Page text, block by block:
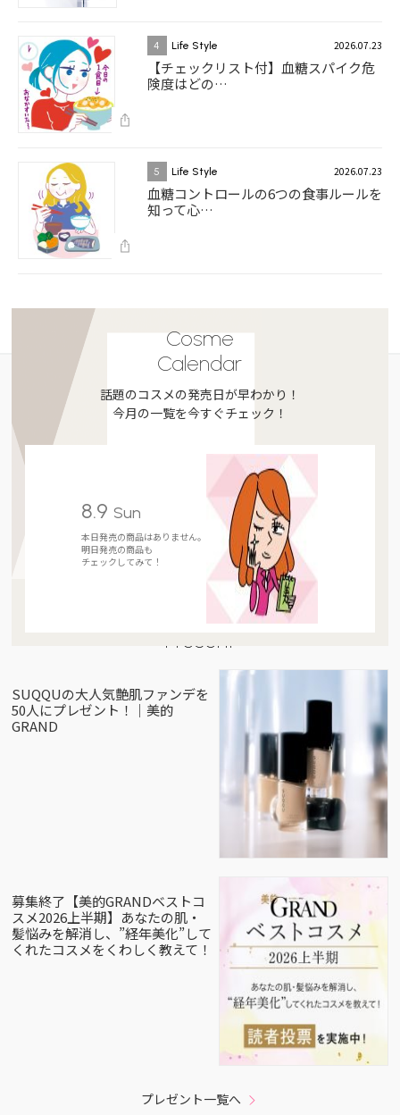
4 Life Style 2026.07.23
【チェックリスト付】血糖スパイク危
険度はどの…
5 Life Style 2026.07.23
血糖コントロールの6つの食事ルールを
知って心…
Cosme
Calendar
話題のコスメの発売日が早わかり！
今月の一覧を今すぐチェック！
8.9 Sun
本日発売の商品はありません。
明日発売の商品も
チェックしてみて！
Present
SUQQUの大人気艶肌ファンデを
50人にプレゼント！｜美的
GRAND
募集終了【美的GRANDベストコ
スメ2026上半期】あなたの肌・
髪悩みを解消し、”経年美化”して
くれたコスメをくわしく教えて！
プレゼント一覧へ